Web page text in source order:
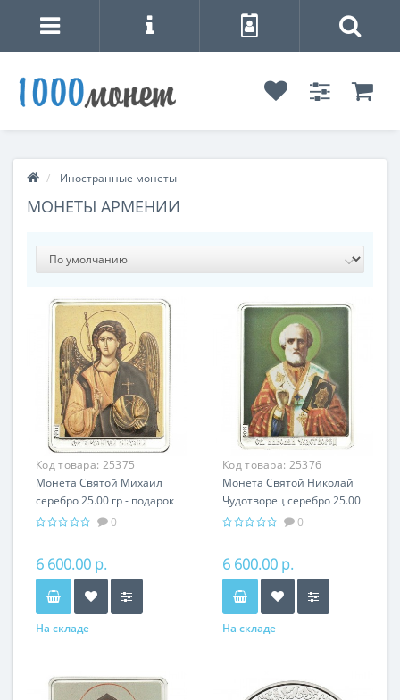
Иностранные монеты
МОНЕТЫ АРМЕНИИ
Код товара: 25375
Монета Святой Михаил
серебро 25.00 гр - подарок
икона имени0
6 600.00 р.
На складе
Код товара: 25376
Монета Святой Николай
Чудотворец серебро 25.00
гр - подарок икона имени
0
6 600.00 р.
На складе